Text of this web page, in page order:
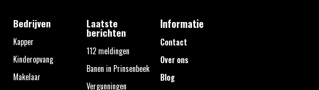
Bedrijven
Kapper
Kinderopvang
Makelaar
Laatste
berichten
112 meldingen
Banen in Prinsenbeek
Vergunningen
Informatie
Contact
Over ons
Blog